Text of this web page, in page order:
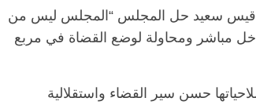
قيس سعيد حل المجلس “المجلس ليس من
مباشر ومحاولة لوضع القضاة في مربع
حسن سير القضاء واستقلالية